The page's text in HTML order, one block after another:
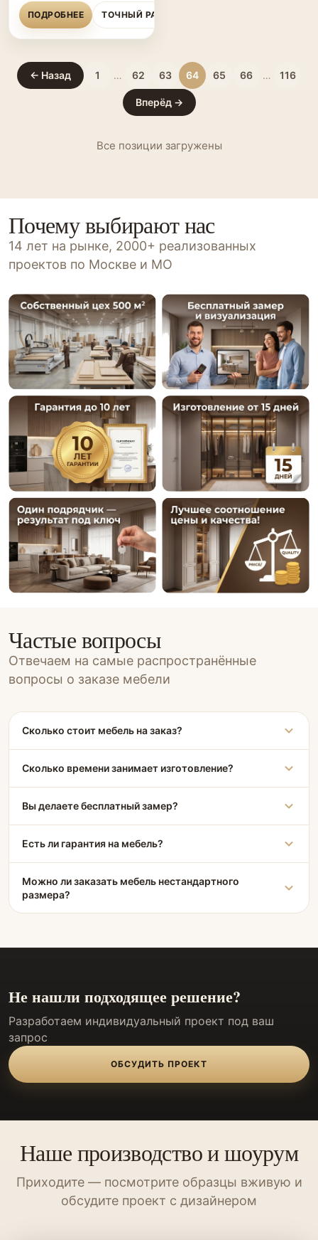
ПОДРОБНЕЕ ТОЧНЫЙ РАСЧЁТ
← Назад 1 … 62 63 64 65 66 … 116
Вперёд →
Все позиции загружены
Почему выбирают нас
14 лет на рынке, 2000+ реализованных
проектов по Москве и МО
Частые вопросы
Отвечаем на самые распространённые
вопросы о заказе мебели
Сколько стоит мебель на заказ?
Сколько времени занимает изготовление?
Вы делаете бесплатный замер?
Есть ли гарантия на мебель?
Можно ли заказать мебель нестандартного
размера?
Не нашли подходящее решение?
Разработаем индивидуальный проект под ваш
запрос
ОБСУДИТЬ ПРОЕКТ
Наше производство и шоурум
Приходите — посмотрите образцы вживую и
обсудите проект с дизайнером